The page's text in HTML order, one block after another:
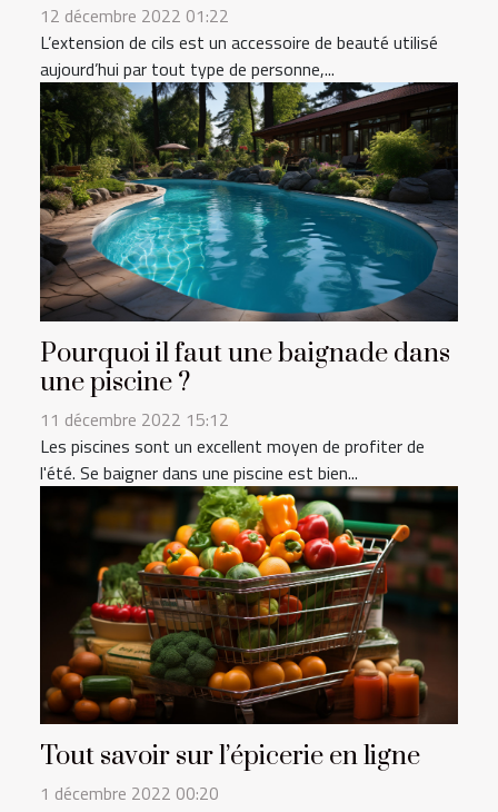
12 décembre 2022 01:22
L’extension de cils est un accessoire de beauté utilisé
aujourd’hui par tout type de personne,...
Pourquoi il faut une baignade dans
une piscine ?
11 décembre 2022 15:12
Les piscines sont un excellent moyen de profiter de
l'été. Se baigner dans une piscine est bien...
Tout savoir sur l’épicerie en ligne
1 décembre 2022 00:20